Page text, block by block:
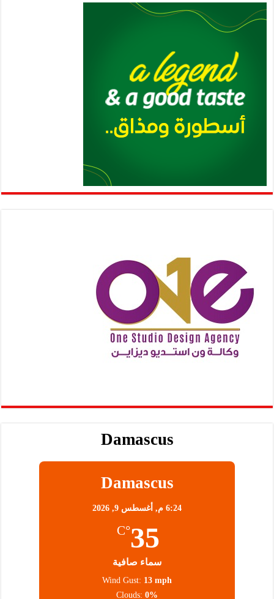
Damascus
Damascus
6:24 م, أغسطس 9, 2026
35
°C
سماء صافية
Wind Gust: 13 mph
Clouds: 0%